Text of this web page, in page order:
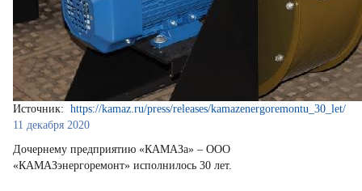
Источник: https://kamaz.ru/press/releases/kamazenergoremontu_30_let/
11 декабря 2020
Дочернему предприятию «КАМАЗа» – ООО
«КАМАЗэнергоремонт» исполнилось 30 лет.